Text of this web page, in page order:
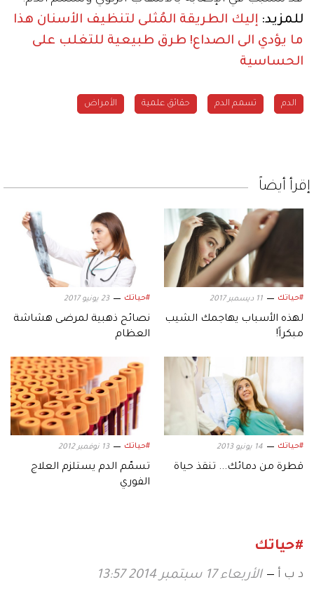
للمزيد: إليك الطريقة المُثلى لتنظيف الأسنان هذا
ما يؤدي الى الصداع! طرق طبيعية للتغلب على
الحساسية
الدم تسمم الدم حقائق علمية الأمراض
إقرأ أيضاً
#حياتك 11 ديسمبر 2017
لهذه الأسباب يهاجمك الشيب
مبكراً!
#حياتك 23 يونيو 2017
نصائح ذهبية لمرضى هشاشة
العظام
#حياتك 14 يونيو 2013
قطرة من دمائك... تنقذ حياة
#حياتك 13 نوفمبر 2012
تسمّم الدم يستلزم العلاج
الفوري
#حياتك
د ب أ الأربعاء 17 سبتمبر 2014 13:57